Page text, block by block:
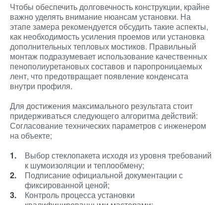
Чтобы обеспечить долговечность конструкции, крайне
важно уделять внимание нюансам установки. На
этапе замера рекомендуется обсудить такие аспекты,
как необходимость усиления проемов или установка
дополнительных тепловых мостиков. Правильный
монтаж подразумевает использование качественных
пенополиуретановых составов и паропроницаемых
лент, что предотвращает появление конденсата
внутри профиля.
Для достижения максимального результата стоит
придерживаться следующего алгоритма действий:
Согласование технических параметров с инженером
на объекте;
Выбор стеклопакета исходя из уровня требований
к шумоизоляции и теплообмену;
Подписание официальной документации с
фиксированной ценой;
Контроль процесса установки